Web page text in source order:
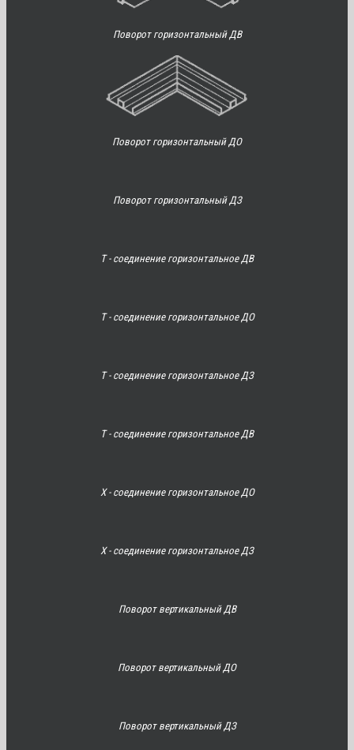
Поворот горизонтальный ДВ
Поворот горизонтальный ДО
Поворот горизонтальный ДЗ
Т - соединение горизонтальное ДВ
Т - соединение горизонтальное ДО
Т - соединение горизонтальное ДЗ
Т - соединение горизонтальное ДВ
Х - соединение горизонтальное ДО
Х - соединение горизонтальное ДЗ
Поворот вертикальный ДВ
Поворот вертикальный ДО
Поворот вертикальный ДЗ